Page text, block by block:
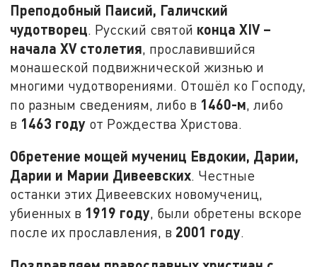
Преподобный Паисий, Галичский
чудотворец. Русский святой концаXIV–
началаXVстолетия, прославившийся
монашеской подвижнической жизнью и
многими чудотворениями. Отошёл ко Господу,
по разным сведениям, либо в 1460-м, либо
в 1463 году от Рождества Христова.
Обретение мощей мучениц Евдокии, Дарии,
Дарии и Марии Дивеевских. Честные
останки этих Дивеевских новомучениц,
убиенных в 1919 году, были обретены вскоре
после их прославления, в 2001 году.